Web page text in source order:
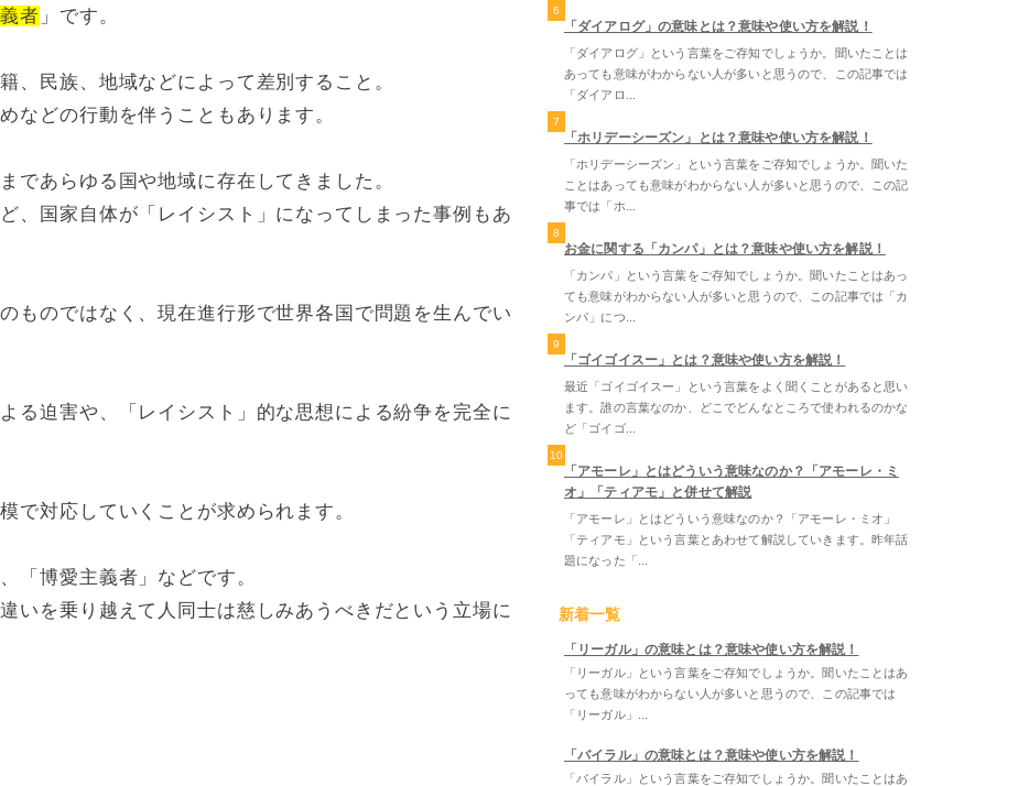
者 」です。
、民族、地域などによって差別すること。
などの行動を伴うこともあります。
であらゆる国や地域に存在してきました。
、国家自体が「レイシスト」になってしまった事例もあ
ものではなく、現在進行形で世界各国で問題を生んでい
る迫害や、「レイシスト」的な思想による紛争を完全に
で対応していくことが求められます。
「博愛主義者」などです。
いを乗り越えて人同士は慈しみあうべきだという立場に
6
「ダイアログ」の意味とは？意味や使い方を解説！
「ダイアログ」という言葉をご存知でしょうか。聞いたことは
あっても意味がわからない人が多いと思うので、この記事では
「ダイアロ...
7
「ホリデーシーズン」とは？意味や使い方を解説！
「ホリデーシーズン」という言葉をご存知でしょうか。聞いた
ことはあっても意味がわからない人が多いと思うので、この記
事では「ホ...
8
お金に関する「カンパ」とは？意味や使い方を解説！
「カンパ」という言葉をご存知でしょうか。聞いたことはあっ
ても意味がわからない人が多いと思うので、この記事では「カ
ンパ」につ...
9
「ゴイゴイスー」とは？意味や使い方を解説！
最近「ゴイゴイスー」という言葉をよく聞くことがあると思い
ます。誰の言葉なのか、どこでどんなところで使われるのかな
ど「ゴイゴ...
10
「アモーレ」とはどういう意味なのか？「アモーレ・ミ
オ」「ティアモ」と併せて解説
「アモーレ」とはどういう意味なのか？「アモーレ・ミオ」
「ティアモ」という言葉とあわせて解説していきます。昨年話
題になった「...
新着一覧
「リーガル」の意味とは？意味や使い方を解説！
「リーガル」という言葉をご存知でしょうか。聞いたことはあ
っても意味がわからない人が多いと思うので、この記事では
「リーガル」...
「バイラル」の意味とは？意味や使い方を解説！
「バイラル」という言葉をご存知でしょうか。聞いたことはあ